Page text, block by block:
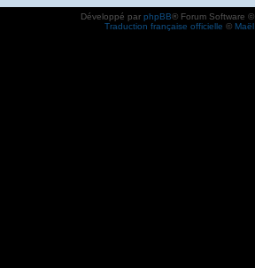
Développé par phpBB® Forum Software
Traduction française officielle ©